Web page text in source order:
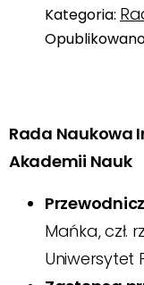
Kategoria:
Rada Naukowa
Akademii Nauk
Mańka, czł.
Uniwersytet